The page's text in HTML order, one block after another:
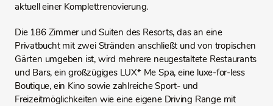
aktuell einer Komplettrenovierung.
Die 186 Zimmer und Suiten des Resorts, das an eine
Privatbucht mit zwei Stränden anschließt und von tropischen
Gärten umgeben ist, wird mehrere neugestaltete Restaurants
und Bars, ein großzügiges LUX* Me Spa, eine luxe-for-less
Boutique, ein Kino sowie zahlreiche Sport- und
Freizeitmöglichkeiten wie eine eigene Driving Range mit